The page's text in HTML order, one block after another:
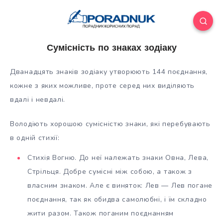
Сумісність по знаках зодіаку
Дванадцять знаків зодіаку утворюють 144 поєднання,
кожне з яких можливе, проте серед них виділяють
вдалі і невдалі.
Володіють хорошою сумісністю знаки, які перебувають
в одній стихії:
Стихія Вогню. До неї належать знаки Овна, Лева,
Стрільця. Добре сумісні між собою, а також з
власним знаком. Але є виняток: Лев — Лев погане
поєднання, так як обидва самолюбні, і їм складно
жити разом. Також поганим поєднанням